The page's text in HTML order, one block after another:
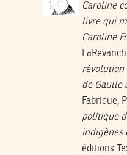
Caroline
livre qui
Caroline
révolution
de Gaulle
Fabrique,
politique
indigènes
éditions